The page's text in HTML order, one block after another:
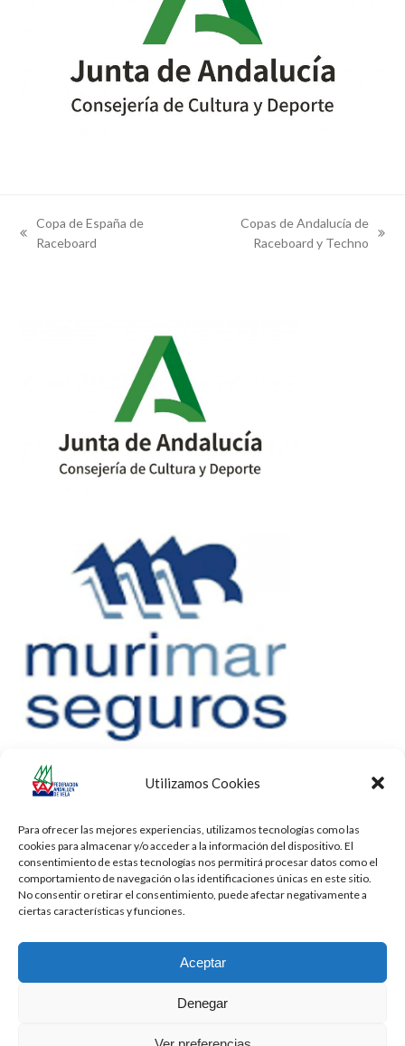
Utilizamos Cookies
Para ofrecer las mejores experiencias, utilizamos tecnologías como las
cookies para almacenar y/o acceder a la información del dispositivo. El
consentimiento de estas tecnologías nos permitirá procesar datos como el
comportamiento de navegación o las identificaciones únicas en este sitio.
No consentir o retirar el consentimiento, puede afectar negativamente a
ciertas características y funciones.
Aceptar
Denegar
previous
Copa de España de
Raceboard
Copas de Andalucía de
Raceboard y Techno
Todos los derechos reservados -Privacidad